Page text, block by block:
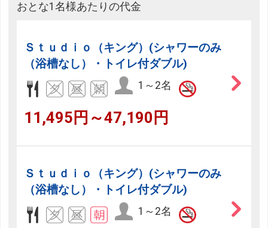
おとな1名様あたりの代金
Ｓｔｕｄｉｏ（キング）(シャワーのみ
（浴槽なし）・トイレ付ダブル)
1～2名
11,495円～47,190円
Ｓｔｕｄｉｏ（キング）(シャワーのみ
（浴槽なし）・トイレ付ダブル)
1～2名